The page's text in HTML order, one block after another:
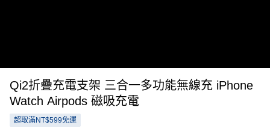
Qi2折疊充電支架 三合一多功能無線充 iPhone
Watch Airpods 磁吸充電
超取滿NT$599免運